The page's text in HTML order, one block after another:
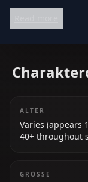
shape the
ALTER
Varies (appears
40+ throughout
GRÖSSE